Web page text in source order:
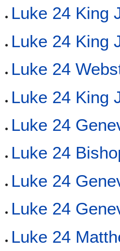
Luke 24 King
Luke 24 King
Luke 24
Luke 24 King
Luke 24
Luke 24
Luke 24
Luke 24
Luke 24